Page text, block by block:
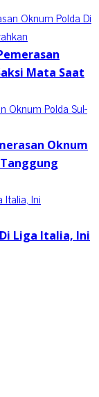
Mata Saat
Oknum
Liga Italia, Ini